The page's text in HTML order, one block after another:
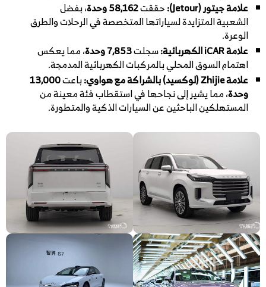
علامة جيتور (Jetour):
حققت58,162 وحدة
، بفضل
الشعبية المتزايدة لسياراتها المتخصصة في الرحلات والطرق
الوعرة.
علامة iCAR الكهربائية:
سجلت7,853 وحدة
، مما يعكس
اهتمام السوق المحلي بالمركبات الكهربائية المدمجة.
علامة Zhijie (لوكسيد) بالشراكة مع هواوي:
باعت13,000
وحدة، مما يشير إلى نجاحها في استقطاب فئة معينة من
المستهلكين الباحثين عن السيارات الذكية والمتطورة.